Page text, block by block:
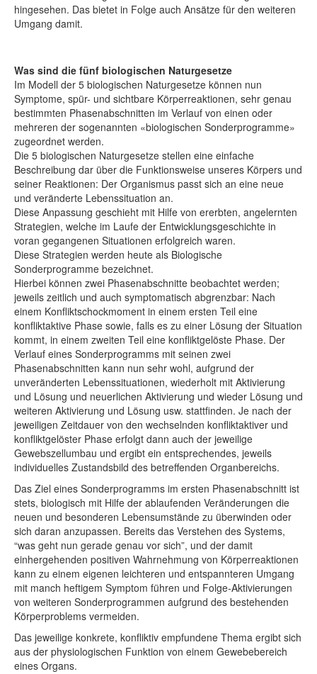
hingesehen. Das bietet in Folge auch Ansätze für den weiteren
Umgang damit.
Was sind die fünf biologischen Naturgesetze
Im Modell der 5 biologischen Naturgesetze können nun
Symptome, spür- und sichtbare Körperreaktionen, sehr genau
bestimmten Phasenabschnitten im Verlauf von einen oder
mehreren der sogenannten «biologischen Sonderprogramme»
zugeordnet werden.
Die 5 biologischen Naturgesetze stellen eine einfache
Beschreibung dar über die Funktionsweise unseres Körpers und
seiner Reaktionen: Der Organismus passt sich an eine neue
und veränderte Lebenssituation an.
Diese Anpassung geschieht mit Hilfe von ererbten, angelernten
Strategien, welche im Laufe der Entwicklungsgeschichte in
voran gegangenen Situationen erfolgreich waren.
Diese Strategien werden heute als Biologische
Sonderprogramme bezeichnet.
Hierbei können zwei Phasenabschnitte beobachtet werden;
jeweils zeitlich und auch symptomatisch abgrenzbar: Nach
einem Konfliktschockmoment in einem ersten Teil eine
konfliktaktive Phase sowie, falls es zu einer Lösung der Situation
kommt, in einem zweiten Teil eine konfliktgelöste Phase. Der
Verlauf eines Sonderprogramms mit seinen zwei
Phasenabschnitten kann nun sehr wohl, aufgrund der
unveränderten Lebenssituationen, wiederholt mit Aktivierung
und Lösung und neuerlichen Aktivierung und wieder Lösung und
weiteren Aktivierung und Lösung usw. stattfinden. Je nach der
jeweiligen Zeitdauer von den wechselnden konfliktaktiver und
konfliktgelöster Phase erfolgt dann auch der jeweilige
Gewebszellumbau und ergibt ein entsprechendes, jeweils
individuelles Zustandsbild des betreffenden Organbereichs.
Das Ziel eines Sonderprogramms im ersten Phasenabschnitt ist
stets, biologisch mit Hilfe der ablaufenden Veränderungen die
neuen und besonderen Lebensumstände zu überwinden oder
sich daran anzupassen. Bereits das Verstehen des Systems,
“was geht nun gerade genau vor sich”, und der damit
einhergehenden positiven Wahrnehmung von Körperreaktionen
kann zu einem eigenen leichteren und entspannteren Umgang
mit manch heftigem Symptom führen und Folge-Aktivierungen
von weiteren Sonderprogrammen aufgrund des bestehenden
Körperproblems vermeiden.
Das jeweilige konkrete, konfliktiv empfundene Thema ergibt sich
aus der physiologischen Funktion von einem Gewebebereich
eines Organs.